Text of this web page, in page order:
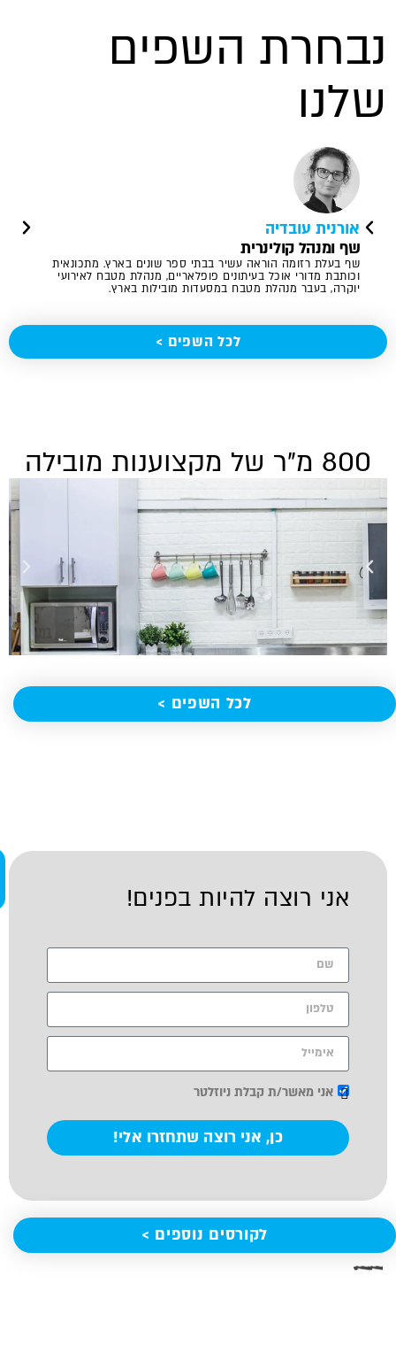
השפים
אורנית עובדיה
שף ומנהל קולינרית
שף בעלת רזומה הוראה עשיר בבתי ספר שונים בארץ. מתכונאית
וכותבת מדורי אוכל בעיתונים פופלאריים, מנהלת מטבח לאירועי
יוקרה, בעבר מנהלת מטבח במסעדות מובילות בארץ.
לכל השפים >
800 מ"ר של מקצוענות מובילה
לכל השפים >
אני רוצה להיות בפנים!
אני מאשר/ת קבלת ניוזלטר
כן, אני רוצה שתחזרו אלי!
לקורסים נוספים >